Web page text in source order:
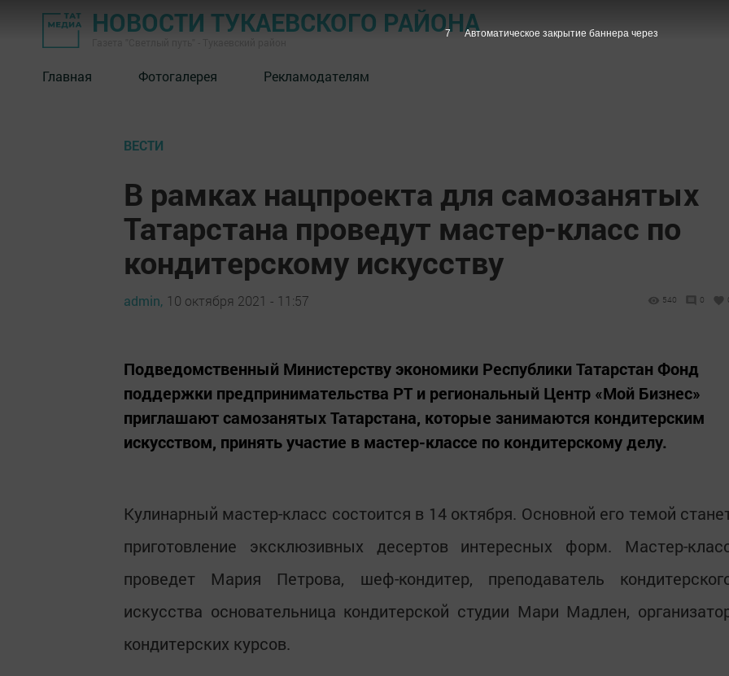
НОВОСТИ ТУКАЕВСКОГО РАЙОНА
Главная Фотогалерея Рекламодателям
ВЕСТИ
В рамках нацпроекта для самозанятых
Татарстана проведут мастер-класс по
кондитерскому искусству
admin, 10 октября 2021 - 11:57 540 0
Подведомственный Министерству экономики Республики Татарстан Фонд
поддержки предпринимательства РТ и региональный Центр «Мой Бизнес»
приглашают самозанятых Татарстана, которые занимаются кондитерским
искусством, принять участие в мастер-классе по кондитерскому делу.
Кулинарный мастер-класс состоится в 14 октября. Основной его темой
приготовление эксклюзивных десертов интересных форм. Мастер-
проведет Мария Петрова, шеф-кондитер, преподаватель
искусства основательница кондитерской студии Мари Мадлен,
кондитерских курсов.
7 Автоматическое закрытие баннера через